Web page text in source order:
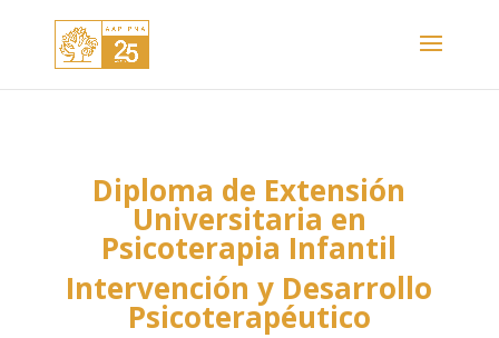
Diploma de Extensión
Universitaria en
Psicoterapia Infantil
Intervención y Desarrollo
Psicoterapéutico